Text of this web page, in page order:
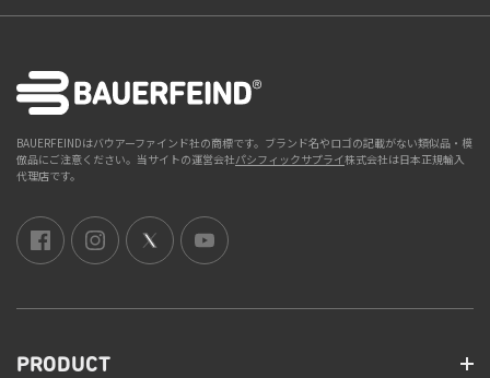
BAUERFEINDはバウアーファインド社の商標です。ブランド名やロゴの記載がない類似品・模
倣品にご注意ください。当サイトの運営会社パシフィックサプライ株式会社は日本正規輸入
代理店です。
PRODUCT